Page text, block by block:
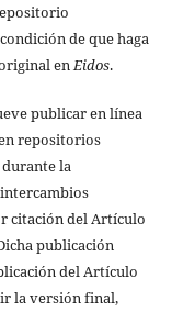
de que haga
enEidos.
publicar en línea
repositorios
durante la
citación del Artículo
publicación
del Artículo
la versión final,